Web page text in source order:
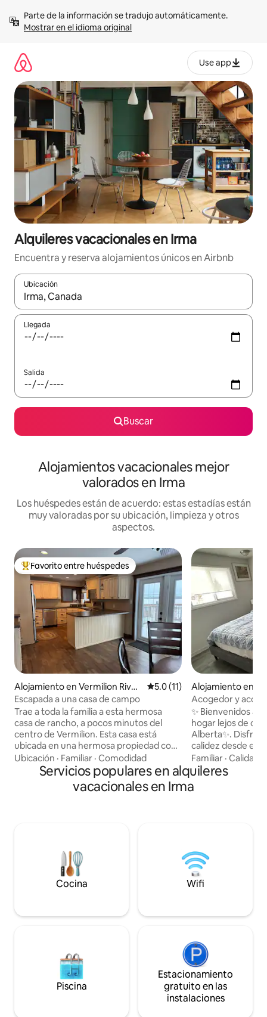
contenidoMostrar en el idioma original
Use app
Alquileres vacacionales en Irma
Encuentra y reserva alojamientos únicos en Airbnb
Ubicación
Cuando los resultados estén disponibles, navega con las
Llegada
Salida
Buscar
Alojamientos vacacionales mejor
valorados en Irma
Los huéspedes están de acuerdo: estas estadías están
muy valoradas por su ubicación, limpieza y otros
aspectos.
Favorito entre huéspedes preferido
Favorito entre huéspedes
Alojamiento en Vermilion River
County No. 24
Calificación promedio: 5.0 de
5.0 (11)
Escapada a una casa de campo
Trae a toda la familia a esta hermosa
casa de rancho, a pocos minutos del
centro de Vermilion. Esta casa está
ubicada en una hermosa propiedad con
espacio al aire libre. La cocina tiene
electrodomésticos de alta gama para
aquellos que disfrutan cocinar en lugar
de comer fuera. La habitación adicional
de soltera y luego quedarte para la
despedida de soltera. Ten en cuenta que
hay escalones en la planta principal de
Ubicación · Familiar · Comodidad
Alojamiento en
Acogedor y
Wainwright
✨ Bienvenidos a
hogar lejos de
Alberta✨.
calidez desde el
Disfrute de
impecable, una
equipada, Wi-Fi
inteligente y
energías y
bienvenido. Es
para dormir: es
Familiar ·Calidad-
Servicios populares en alquileres
vacacionales en Irma
Cocina Wifi
Piscina
Estacionamiento
gratuito en las
instalaciones